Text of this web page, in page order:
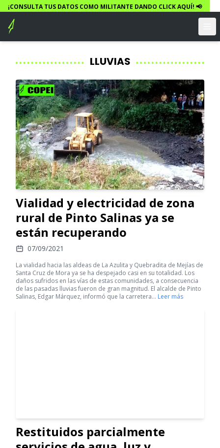
¡CONSULTA TUS DATOS COMO MILITANTE DANDO CLICK AQUÍ! 📢
LLUVIAS
Vialidad y electricidad de zona
rural de Pinto Salinas ya se
están recuperando
07/09/2021
La vialidad hacia las aldeas de La Azulita y Quebradita de Mejías de
Santa Cruz de Mora ya se ha despejado casi en su totalidad. Los
daños sufridos en las vías de estas comunidades, a consecuencia
de las pasadas lluvias fueron de gran magnitud. El alcalde de Pinto
Salinas, Edgar Márquez, informó que la carretera… Leer más
Restituidos parcialmente